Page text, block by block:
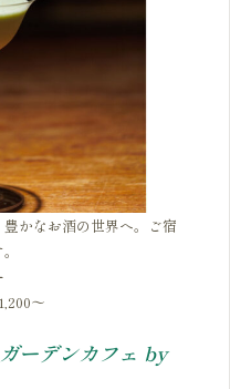
かなお酒の世界へ。ご宿
～
ガーデンカフェ by